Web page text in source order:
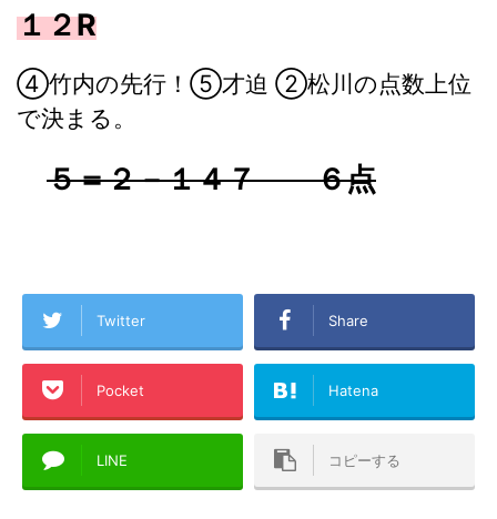
１２R
④竹内の先行！⑤才迫 ②松川の点数上位
で決まる。
５＝２－１４７ ６点
Twitter Share
Pocket Hatena
LINE コピーする